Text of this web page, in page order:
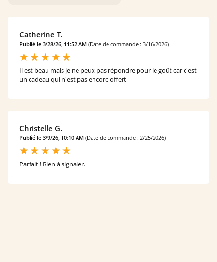
Catherine T.
Publié le 3/28/26, 11:52 AM (Date de commande : 3/16/2026)
Il est beau mais je ne peux pas répondre pour le goût car c'est
un cadeau qui n'est pas encore offert
Christelle G.
Publié le 3/9/26, 10:10 AM (Date de commande : 2/25/2026)
Parfait ! Rien à signaler.